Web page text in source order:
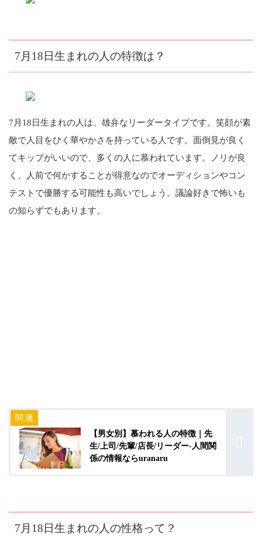
7月18日生まれの人の特徴は？
7月18日生まれの人は、雄弁なリーダータイプです。笑顔が素
敵で人目をひく華やかさを持っている人です。面倒見が良く
てキップがいいので、多くの人に慕われています。ノリが良
く、人前で何かすることが得意なのでオーディションやコン
テストで優勝する可能性も高いでしょう。議論好きで怖いも
の知らずでもあります。
【男女別】慕われる人の特徴｜先
生/上司/先輩/店長/リーダー-人間関
係の情報ならuranaru
7月18日生まれの人の性格って？